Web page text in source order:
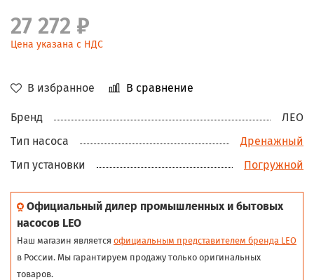
В избранное В сравнение
27 272 ₽
Цена указана с НДС
Бренд
ЛЕО
Тип насоса
Дренажный
Тип установки
Погружной
Официальный дилер промышленных и бытовых
насосов LEO
Наш магазин является официальным представителем бренда LEO
в России. Мы гарантируем продажу только оригинальных
товаров.